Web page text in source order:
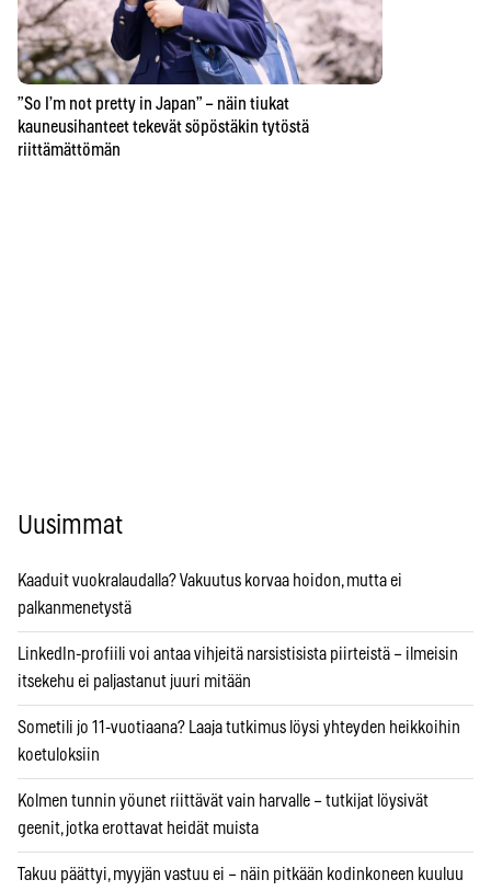
”So I’m not pretty in Japan” – näin tiukat
kauneusihanteet tekevät söpöstäkin tytöstä
riittämättömän
Uusimmat
Kaaduit vuokralaudalla? Vakuutus korvaa hoidon, mutta ei
palkanmenetystä
LinkedIn-profiili voi antaa vihjeitä narsistisista piirteistä – ilmeisin
itsekehu ei paljastanut juuri mitään
Sometili jo 11-vuotiaana? Laaja tutkimus löysi yhteyden heikkoihin
koetuloksiin
Kolmen tunnin yöunet riittävät vain harvalle – tutkijat löysivät
geenit, jotka erottavat heidät muista
Takuu päättyi, myyjän vastuu ei – näin pitkään kodinkoneen kuuluu